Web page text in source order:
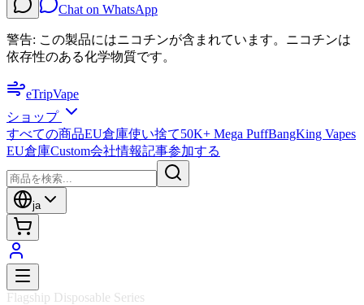
Chat on WhatsApp
警告: この製品にはニコチンが含まれています。ニコチンは
依存性のある化学物質です。
eTripVape
ショップ
すべての商品EU倉庫使い捨て50K+ Mega PuffBangKing Vapes
EU倉庫Custom会社情報記事参加する
ja
Partner Program · Distributors & Creators